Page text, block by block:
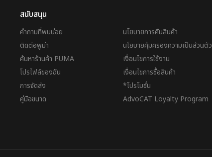
สนับสนุน
คำถามที่พบบ่อย
ติดต่อพูม่า
ค้นหาร้านค้า PUMA
โปรไฟล์ของฉัน
การจัดส่ง
คู่มือขนาด
นโยบายการคืนสินค้า
นโยบายคุ้มครองความเป็นส่วนตัว
เงื่อนไขการใช้งาน
เงื่อนไขการซื้อสินค้า
*โปรโมชั่น
AdvoCAT Loyalty Program